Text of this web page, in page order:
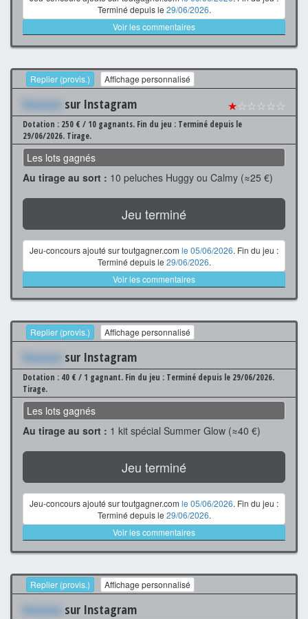
Terminé depuis le 29/06/2026.
Voir les commentaires
Replier (provis.) Affichage personnalisé
Xxxxxxx sur Instagram ★☆☆☆☆☆
Dotation : 250 € / 10 gagnants. Fin du jeu : Terminé depuis le
29/06/2026. Tirage.
Les lots gagnés
Au tirage au sort : 10 peluches Huggy ou Calmy (≈25 €)
Jeu terminé
Jeu-concours ajouté sur toutgagner.com le 05/06/2026. Fin du jeu :
Terminé depuis le 29/06/2026.
Voir les commentaires
Replier (provis.) Affichage personnalisé
Xxxxxxx sur Instagram
Dotation : 40 € / 1 gagnant. Fin du jeu : Terminé depuis le 29/06/2026.
Tirage.
Les lots gagnés
Au tirage au sort : 1 kit spécial Summer Glow (≈40 €)
Jeu terminé
Jeu-concours ajouté sur toutgagner.com le 05/06/2026. Fin du jeu :
Terminé depuis le 29/06/2026.
Voir les commentaires
Replier (provis.) Affichage personnalisé
Xxxxxxx sur Instagram